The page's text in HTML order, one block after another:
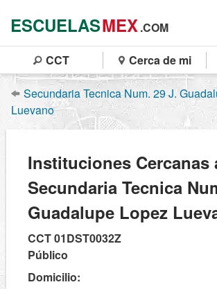
ESCUELASMEX.COM
CCT Cerca de mi
Secundaria Tecnica Num. 29 J.
Luevano
Instituciones Cercanas
Secundaria Tecnica
Guadalupe Lopez
CCT 01DST0032Z
Público
Domicilio: